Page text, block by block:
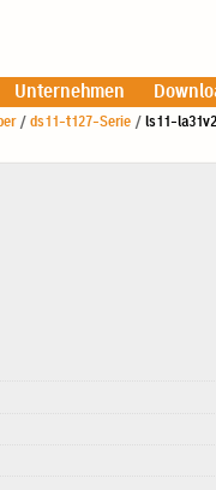
Unternehmen
/ ds11-t127-Serie / ls11-